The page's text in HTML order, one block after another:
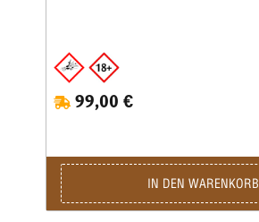
99,00 €
IN DEN WARENKORB